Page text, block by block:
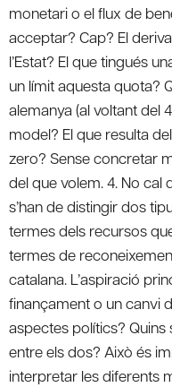
monetari o el flux de
acceptar? Cap? El
l’Estat? El que tingués
un límit aquesta quota?
alemanya (al voltant del
model? El que resulta
zero? Sense concretar
del que volem. 4. No cal
s’han de distingir dos
termes dels recursos
termes de
catalana. L’aspiració
finançament o un canvi
aspectes polítics?
entre els dos? Això és
interpretar les diferents